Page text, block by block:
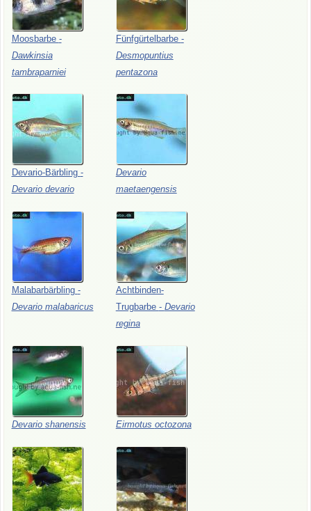
Moosbarbe -
Dawkinsia
tambraparniei
Fünfgürtelbarbe -
Desmopuntius
pentazona
Devario-Bärbling -
Devario devario
Devario
maetaengensis
Malabarbärbling -
Devario malabaricus
Achtbinden-
Trugbarbe - Devario
regina
Devario shanensis Eirmotus octozona